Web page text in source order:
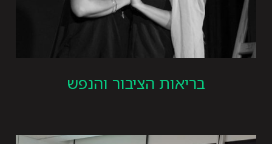
בריאות הציבור והנפש